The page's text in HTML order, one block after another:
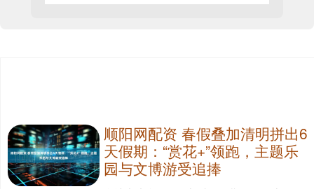
顺阳网配资 春假叠加清明拼出6
天假期：“赏花+”领跑，主题乐
园与文博游受追捧